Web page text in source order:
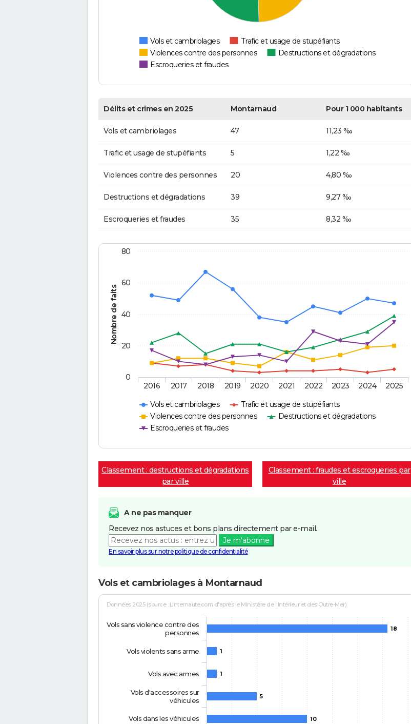
Vols et cambriolages
Trafic et usage de stupéfiants
Violences contre des personnes
Destructions et dégradations
Escroqueries et fraudes
Délits et crimes en 2025 Montarnaud Pour 1 000 habitants
Vols et cambriolages 47 11,23 ‰
Trafic et usage de stupéfiants 5 1,22 ‰
Violences contre des personnes 20 4,80 ‰
Destructions et dégradations 39 9,27 ‰
Escroqueries et fraudes 35 8,32 ‰
Nombre de faits
Vols et cambriolages
Trafic et usage de stupéfiants
Violences contre des personnes
Destructions et dégradations
Escroqueries et fraudes
2016 2017 2018 2019 2020 2021 2022 2023 2024 2025
0
20
40
60
80
Classement : destructions et dégradations
par ville
Classement : fraudes et escroqueries par
ville
A ne pas manquer
Recevez nos astuces et bons plans directement par e-mail.
Je m'abonne
En savoir plus sur notre politique de confidentialité
Vols et cambriolages à Montarnaud
Données 2025 (source : Linternaute.com d'après le Ministère de l'Intérieur et des Outre-Mer)
18
1
1
5
10
Vols sans violence contre des
personnes
Vols violents sans arme
Vols avec armes
Vols d'accessoires sur
véhicules
Vols dans les véhicules